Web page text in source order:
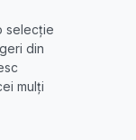
selecție
din
mulți